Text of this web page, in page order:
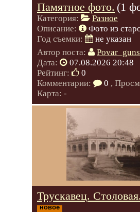
Памятное фото. (1
Категория:
Разное
Описание:
Фото из
Год съемки:
не указан
Автор поста:
Povar_guns
Дата:
07.08.2026 20:48
Рейтинг:
0
Комментарии:
0 ,
Карта: -
Трускавец.
новое